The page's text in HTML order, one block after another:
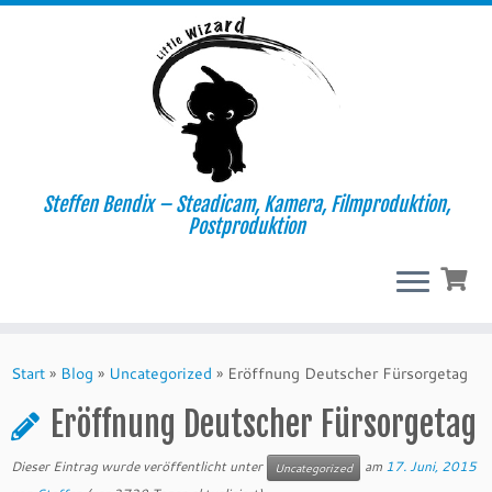
Inhalt
Steffen Bendix – Steadicam, Kamera, Filmproduktion,
Postproduktion
Start » Blog » Uncategorized » Eröffnung Deutscher Fürsorgetag
Eröffnung Deutscher Fürsorgetag
Dieser Eintrag wurde veröffentlicht unter Uncategorized am 17. Juni, 2015